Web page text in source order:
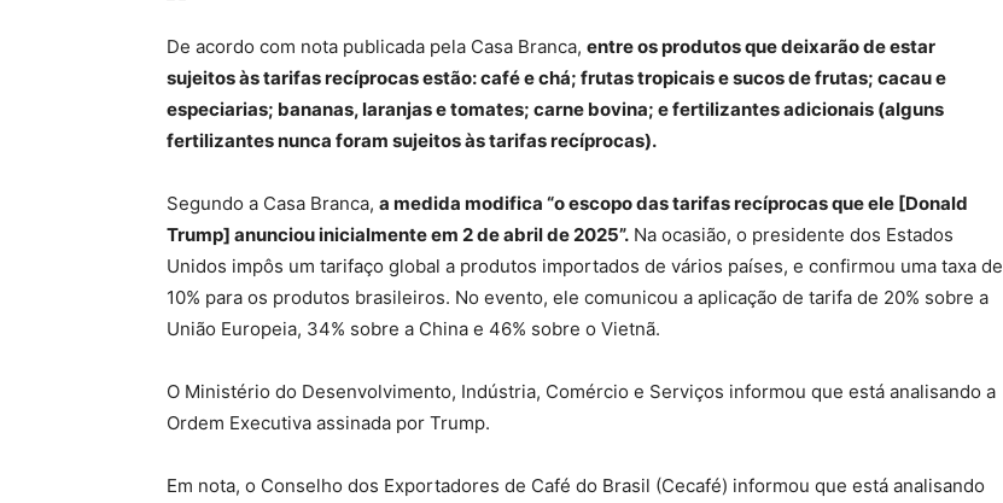
De acordo com nota publicada pela Casa Branca, entre os produtos que deixarão de estar
sujeitos às tarifas recíprocas estão: café e chá; frutas tropicais e sucos de frutas; cacau e
especiarias; bananas, laranjas e tomates; carne bovina; e fertilizantes adicionais (alguns
fertilizantes nunca foram sujeitos às tarifas recíprocas).
Segundo a Casa Branca, a medida modifica “o escopo das tarifas recíprocas que ele [Donald
Trump] anunciou inicialmente em 2 de abril de 2025”. Na ocasião, o presidente dos Estados
Unidos impôs um tarifaço global a produtos importados de vários países, e confirmou uma taxa de
10% para os produtos brasileiros. No evento, ele comunicou a aplicação de tarifa de 20% sobre a
União Europeia, 34% sobre a China e 46% sobre o Vietnã.
O Ministério do Desenvolvimento, Indústria, Comércio e Serviços informou que está analisando a
Ordem Executiva assinada por Trump.
Em nota, o Conselho dos Exportadores de Café do Brasil (Cecafé) informou que está analisando